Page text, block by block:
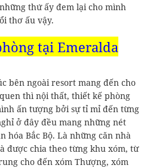
thứ ấy đem lại cho mình
thơ ấu vậy.
tại Emeralda
bên ngoài resort mang đến cho
thì nội thất, thiết kế phòng
ấn tượng bởi sự tỉ mỉ đến từng
ở đây đều mang những nét
hóa Bắc Bộ. Là những căn nhà
được chia theo từng khu xóm, từ
cho đến xóm Thượng, xóm